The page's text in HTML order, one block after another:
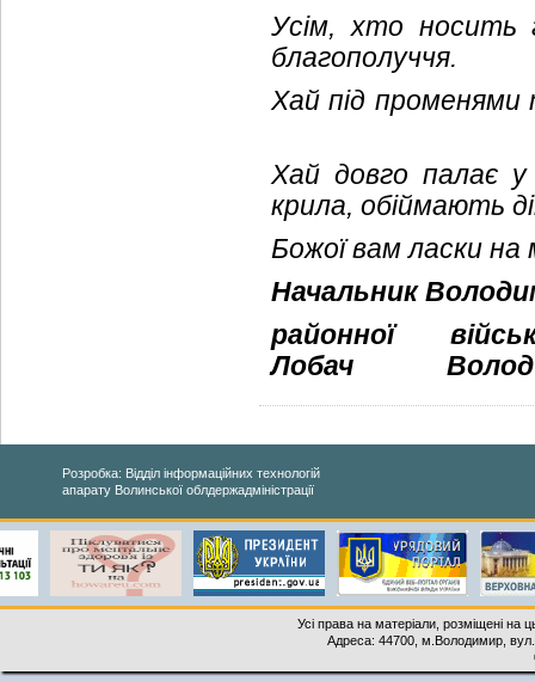
Усім, хто носить
благополуччя.
Хай під променями
Хай довго палає
крила, обіймають
Божої вам ласки на
Начальник
районної
Лобач
Розробка: Відділ інформаційних технологій
апарату Волинської облдержадміністрації
Усі права на матеріали, розміщені на
Адреса: 44700, м.Володимир,